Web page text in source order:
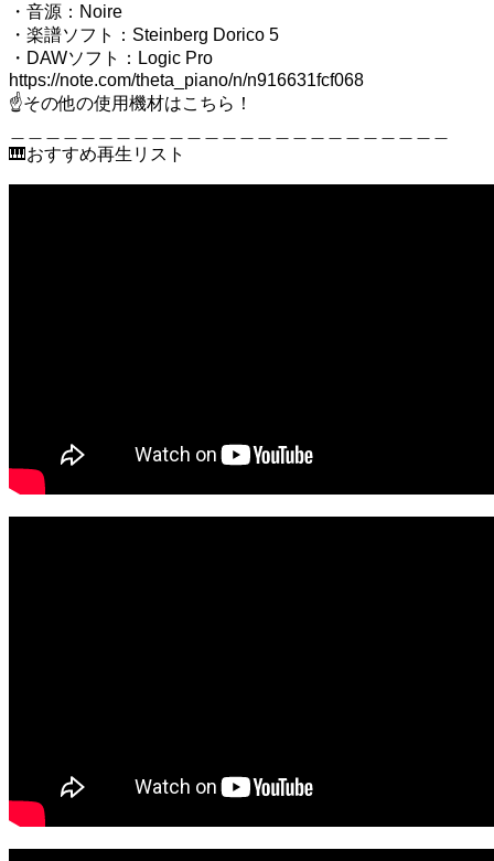
・音源：Noire
・楽譜ソフト：Steinberg Dorico 5
・DAWソフト：Logic Pro
https://note.com/theta_piano/n/n916631fcf068
☝️その他の使用機材はこちら！
🎹おすすめ再生リスト